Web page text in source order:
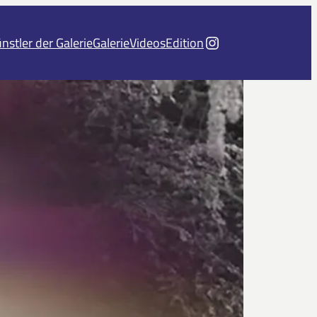
der GalerieGalerieVideosEditionInstagram